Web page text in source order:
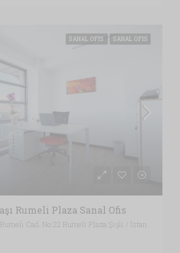
SANAL OFIS SANAL OFIS
Rumeli Plaza Sanal Ofis